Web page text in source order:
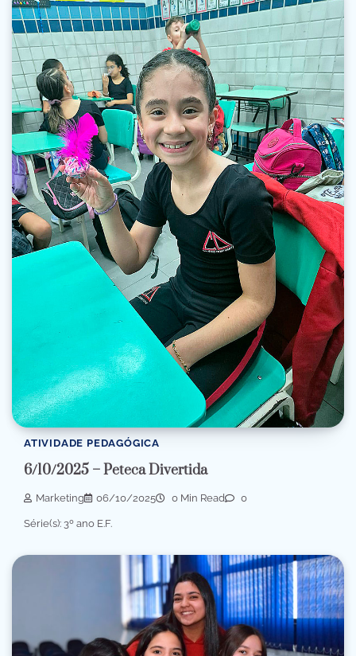
ATIVIDADE PEDAGÓGICA
6/10/2025 – Peteca Divertida
Marketing 06/10/2025 0 Min Read 0
Série(s): 3º ano E.F.